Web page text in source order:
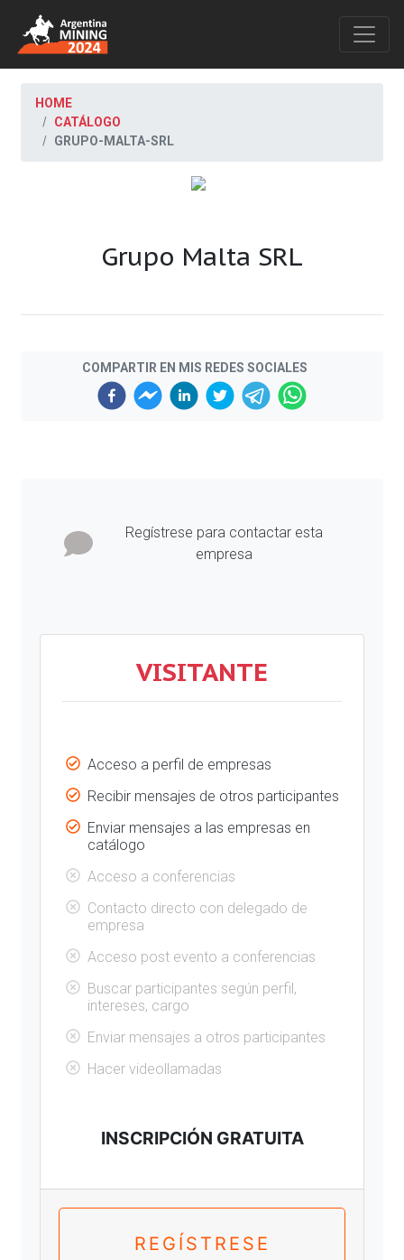
HOME
CATÁLOGO
GRUPO-MALTA-SRL
Grupo Malta SRL
COMPARTIR EN MIS REDES SOCIALES
Regístrese para contactar esta
empresa
VISITANTE
Acceso a perfil de empresas
Recibir mensajes de otros participantes
Enviar mensajes a las empresas en
catálogo
Acceso a conferencias
Contacto directo con delegado de
empresa
Acceso post evento a conferencias
Buscar participantes según perfil,
intereses, cargo
Enviar mensajes a otros participantes
Hacer videollamadas
INSCRIPCIÓN GRATUITA
REGÍSTRESE